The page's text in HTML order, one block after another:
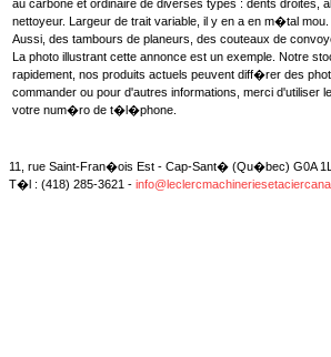
au carbone et ordinaire de diverses types : dents droites,
nettoyeur. Largeur de trait variable, il y en a en m�tal mou.
Aussi, des tambours de planeurs, des couteaux de
La photo illustrant cette annonce est un exemple. Notre
rapidement, nos produits actuels peuvent diff�rer des
commander ou pour d'autres informations, merci d'utiliser
votre num�ro de t�l�phone.
11, rue Saint-Fran�ois Est - Cap-Sant� (Qu�bec) G0A
T�l : (418) 285-3621 -